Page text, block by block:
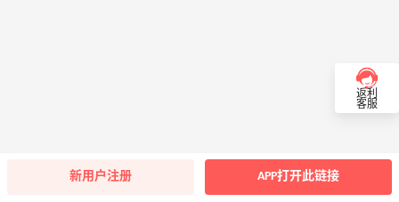
返利
客服
新用户注册 APP打开此链接